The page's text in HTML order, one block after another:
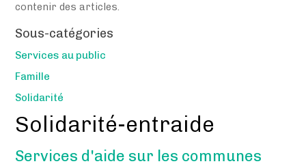
contenir des articles.
Sous-catégories
Services au public
Famille
Solidarité
Solidarité-entraide
Services d'aide sur les communes